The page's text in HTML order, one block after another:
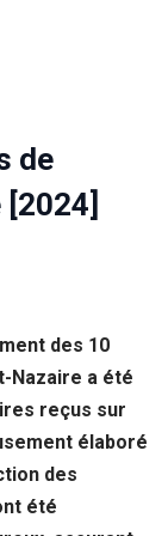
de
des 10
Nazaire a été
reçus sur
élaboré
des
été